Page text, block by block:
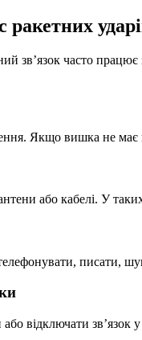
ракетних
зв’язок часто
Якщо вишка не
або кабелі. У
писати,
відключати